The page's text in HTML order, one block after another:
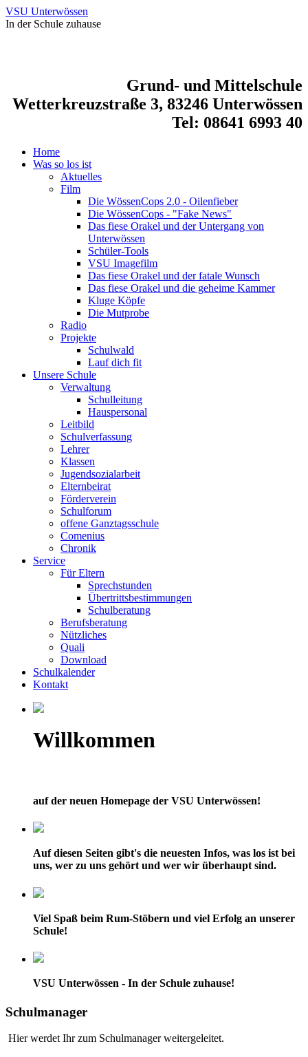
VSU Unterwössen
In der Schule zuhause
Grund- und Mittelschule
Wetterkreuzstraße 3, 83246 Unterwössen
Tel: 08641 6993 40
Home
Was so los ist
Aktuelles
Film
Die WössenCops 2.0 - Oilenfieber
Die WössenCops - "Fake News"
Das fiese Orakel und der Untergang von
Unterwössen
Schüler-Tools
VSU Imagefilm
Das fiese Orakel und der fatale Wunsch
Das fiese Orakel und die geheime Kammer
Kluge Köpfe
Die Mutprobe
Radio
Projekte
Schulwald
Lauf dich fit
Unsere Schule
Verwaltung
Schulleitung
Hauspersonal
Leitbild
Schulverfassung
Lehrer
Klassen
Jugendsozialarbeit
Elternbeirat
Förderverein
Schulforum
offene Ganztagsschule
Comenius
Chronik
Service
Für Eltern
Sprechstunden
Übertrittsbestimmungen
Schulberatung
Berufsberatung
Nützliches
Quali
Download
Schulkalender
Kontakt
Willkommen
auf der neuen Homepage der VSU Unterwössen!
Auf diesen Seiten gibt's die neuesten Infos, was los ist bei
uns, wer zu uns gehört und wer wir überhaupt sind.
Viel Spaß beim Rum-Stöbern und viel Erfolg an unserer
Schule!
VSU Unterwössen - In der Schule zuhause!
Schulmanager
Hier werdet Ihr zum Schulmanager weitergeleitet.